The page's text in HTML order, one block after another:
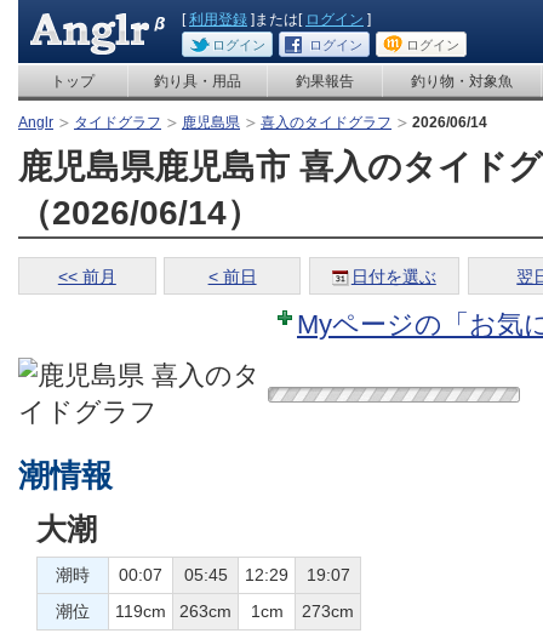
[利用登録 ]または[ ログイン ]
ログイン ログイン ログイン
トップ 釣り具・用品 釣果報告 釣り物・対象魚
Anglr タイドグラフ 鹿児島県 喜入のタイドグラフ 2026/06/14
鹿児島県鹿児島市 喜入のタイド
（2026/06/14）
<< 前月 < 前日 日付を選ぶ 翌
Myページの「お気
潮情報
大潮
潮時 00:07 05:45 12:29
19:07
潮位
119cm 263cm 1cm 273cm